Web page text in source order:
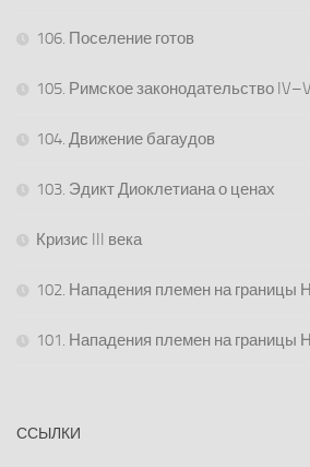
106. Поселение готов
105. Римское законодательство
104. Движение багаудов
103. Эдикт Диоклетиана о ценах
Кризис III века
102. Нападения племен на границы
101. Нападения племен на границы
ССЫЛКИ